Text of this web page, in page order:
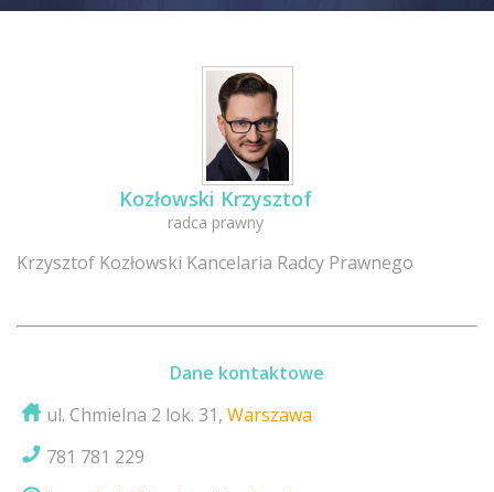
Kozłowski Krzysztof
radca prawny
Krzysztof Kozłowski Kancelaria Radcy Prawnego
Dane kontaktowe
ul. Chmielna 2 lok. 31, Warszawa
781 781 229